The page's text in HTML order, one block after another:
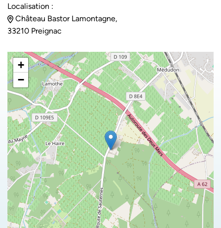
Localisation :
Château Bastor Lamontagne,
33210 Preignac
+
−